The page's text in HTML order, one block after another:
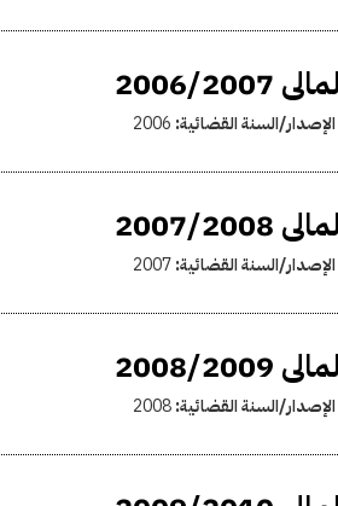
2007
السنة القضائية: 2006
2008
السنة القضائية:2007
2009
السنة القضائية:2008